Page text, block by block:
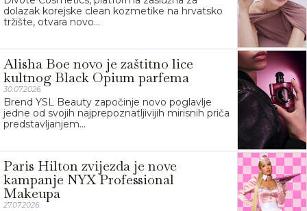
dolazak korejske clean kozmetike na hrvatsko
tržište, otvara novo...
Alisha Boe novo je zaštitno lice
kultnog Black Opium parfema
30.07.2026.
Brend YSL Beauty započinje novo poglavlje
jedne od svojih najprepoznatljivijih mirisnih priča
predstavljanjem...
Paris Hilton zvijezda je nove
kampanje NYX Professional
Makeupa
27.07.2026.